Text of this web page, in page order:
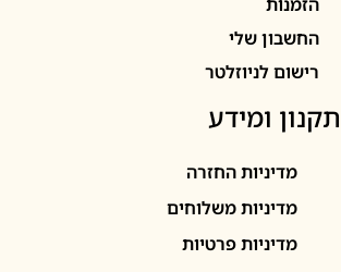
שלי
לניוזלטר
ומידע
החזרה
משלוחים
פרטיות